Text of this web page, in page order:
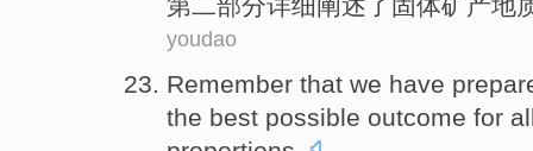
youdao
Remember that we have
the best possible outcome for